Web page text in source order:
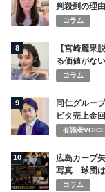
判殺到の理由
コラム
8
【宮崎麗果
る価値がな
コラム
9
同仁グルー
ビタ売上金
有識者VOICE
10
広島カープ
写真 球団
コラム